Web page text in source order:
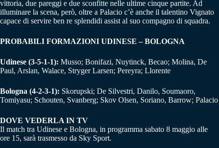
vittoria, due pareggi e due sconfitte nelle ultime cinque partite. Ad
illuminare la scena, però, oltre a Palacio c’è anche il talentino Vignato
capace di servire ben re splendidi assist al suo compagno di squadra.
PROBABILI FORMAZIONI UDINESE – BOLOGNA
Udinese (3-5-1-1): Musso; Bonifazi, Nuytinck, Becao; Molina, De
Paul, Arslan, Walace, Stryger Larsen; Pereyra; Llorente
Bologna (4-2-3-1): Skorupski; De Silvestri, Danilo, Soumaoro,
Tomiyasu; Schouten, Svanberg; Skov Olsen, Soriano, Barrow; Palacio
DOVE VEDERLA IN TV
Il match tra Udinese e Bologna, in programma sabato 8 maggio alle
ore 15, sarà trasmesso da Sky Sport.